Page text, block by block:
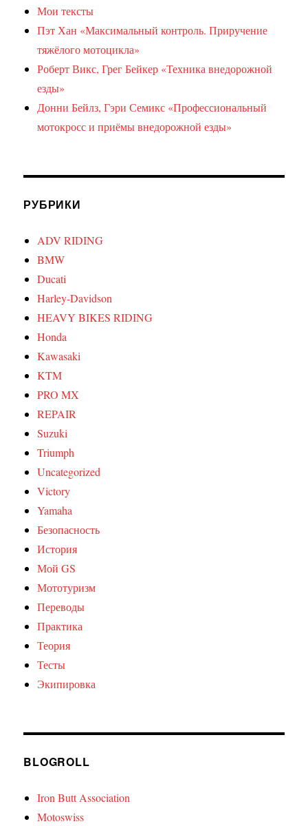
Мои тексты
Пэт Хан «Максимальный контроль. Приручение
тяжёлого мотоцикла»
Роберт Викс, Грег Бейкер «Техника внедорожной
езды»
Донни Бейлз, Гэри Семикс «Профессиональный
мотокросс и приёмы внедорожной езды»
РУБРИКИ
ADV RIDING
BMW
Ducati
Harley-Davidson
HEAVY BIKES RIDING
Honda
Kawasaki
KTM
PRO MX
REPAIR
Suzuki
Triumph
Uncategorized
Victory
Yamaha
Безопасность
История
Мой GS
Мототуризм
Переводы
Практика
Теория
Тесты
Экипировка
BLOGROLL
Iron Butt Association
Motoswiss